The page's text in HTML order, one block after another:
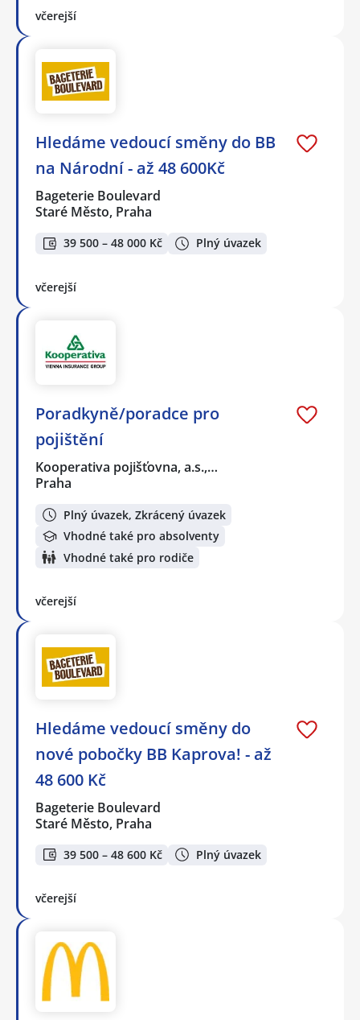
včerejší
Hledáme vedoucí směny do BB
na Národní - až 48 600Kč
Bageterie Boulevard
Staré Město, Praha
39 500 – 48 000 Kč Plný úvazek
včerejší
Poradkyně/poradce pro
pojištění
Kooperativa pojišťovna, a.s.,…
Praha
Plný úvazek, Zkrácený úvazek
Vhodné také pro absolventy
Vhodné také pro rodiče
včerejší
Hledáme vedoucí směny do
nové pobočky BB Kaprova! - až
48 600 Kč
Bageterie Boulevard
Staré Město, Praha
39 500 – 48 600 Kč Plný úvazek
včerejší